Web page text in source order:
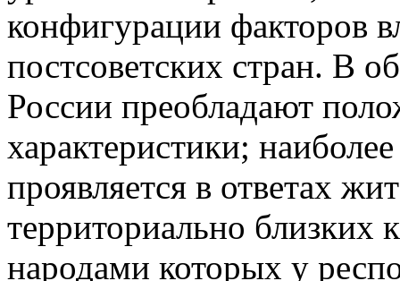
конфигурации факторов
постсоветских стран. В
России преобладают
характеристики;
проявляется в ответах
территориально близких
народами которых у